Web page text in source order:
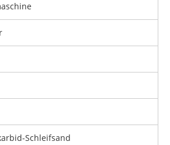
Schleifsand